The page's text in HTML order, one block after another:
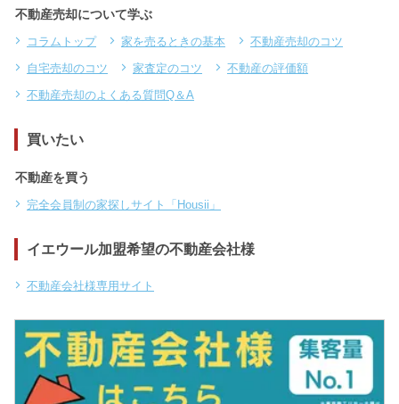
不動産売却について学ぶ
コラムトップ 家を売るときの基本
不動産売却のコツ
自宅売却のコツ
家査定のコツ
不動産の評価額
不動産売却のよくある質問Q＆A
買いたい
不動産を買う
完全会員制の家探しサイト「Housii」
イエウール加盟希望の不動産会社様
不動産会社様専用サイト